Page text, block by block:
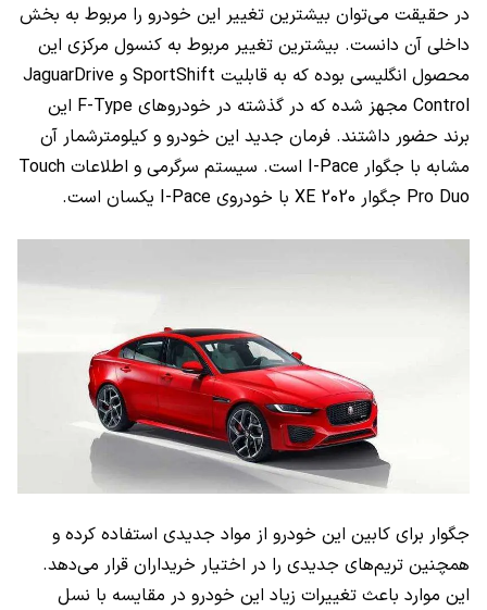
در حقیقت می‌توان بیشترین تغییر این خودرو را مربوط به بخش
داخلی آن دانست. بیشترین تغییر مربوط به کنسول مرکزی این
محصول انگلیسی بوده که به قابلیت SportShift و JaguarDrive
Control مجهز شده که در گذشته در خودروهای F-Type این
برند حضور داشتند. فرمان جدید این خودرو و کیلومترشمار آن
مشابه با جگوار I-Pace است. سیستم سرگرمی و اطلاعات Touch
Pro Duo جگوار XE 2020 با خودروی I-Pace یکسان است.
جگوار برای کابین این خودرو از مواد جدیدی استفاده کرده و
همچنین تریم‌های جدیدی را در اختیار خریداران قرار می‌دهد.
این موارد باعث تغییرات زیاد این خودرو در مقایسه با نسل